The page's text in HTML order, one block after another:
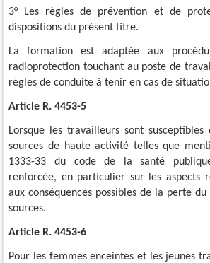
3° Les règles de prévention et de
dispositions du présent titre.
La formation est adaptée aux
radioprotection touchant au poste de
règles de conduite à tenir en cas de
Article R. 4453-5
Lorsque les travailleurs sont
sources de haute activité telles que
1333-33 du code de la santé
renforcée, en particulier sur les aspects
aux conséquences possibles de la perte
sources.
Article R. 4453-6
Pour les femmes enceintes et les jeunes